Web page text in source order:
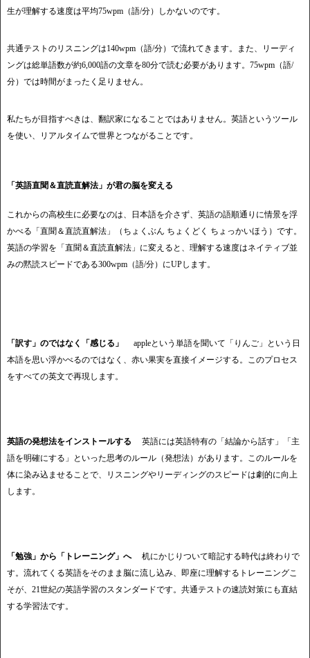
生が理解する速度は平均75wpm（語/分）しかないのです。
共通テストのリスニングは140wpm（語/分）で流れてきます。また、リーディ
ングは総単語数が約6,000語の文章を80分で読む必要があります。75wpm（語/
分）では時間がまったく足りません。
私たちが目指すべきは、翻訳家になることではありません。英語というツール
を使い、リアルタイムで世界とつながることです。
「英語直聞＆直読直解法」が君の脳を変える
これからの高校生に必要なのは、日本語を介さず、英語の語順通りに情景を浮
かべる「直聞＆直読直解法」（ちょくぶん ちょくどく ちょっかいほう）です。
英語の学習を「直聞＆直読直解法」に変えると、理解する速度はネイティブ並
みの黙読スピードである300wpm（語/分）にUPします。
「訳す」のではなく「感じる」 appleという単語を聞いて「りんご」という日
本語を思い浮かべるのではなく、赤い果実を直接イメージする。このプロセス
をすべての英文で再現します。
英語の発想法をインストールする 英語には英語特有の「結論から話す」「主
語を明確にする」といった思考のルール（発想法）があります。このルールを
体に染み込ませることで、リスニングやリーディングのスピードは劇的に向上
します。
「勉強」から「トレーニング」へ机にかじりついて暗記する時代は終わりで
す。流れてくる英語をそのまま脳に流し込み、即座に理解するトレーニングこ
そが、21世紀の英語学習のスタンダードです。共通テストの速読対策にも直結
する学習法です。